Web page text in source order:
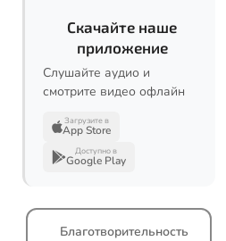
Скачайте наше
приложение
Слушайте аудио и
смотрите видео офлайн
Загрузите в
App Store
Доступно в
Google Play
Благотворительность